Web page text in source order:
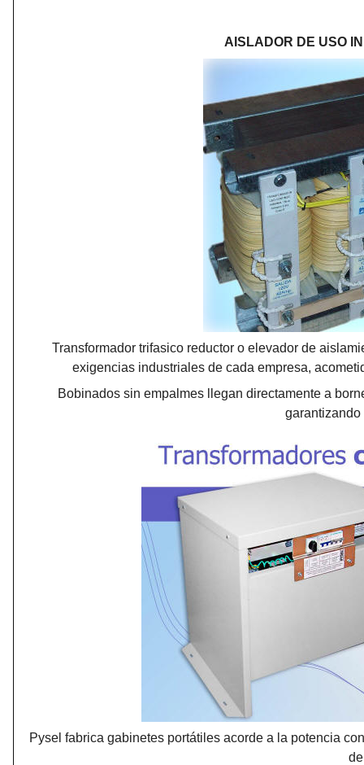
AISLADOR DE USO
Transformador trifasico reductor o elevador de
exigencias industriales de cada empresa,
Bobinados sin empalmes llegan directamente a
garantizando
Pysel fabrica gabinetes portátiles acorde a la potencia